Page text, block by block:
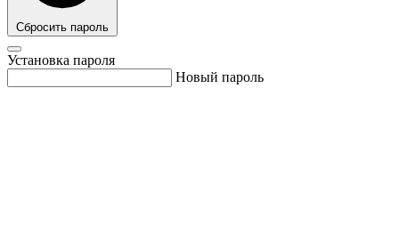
Сбросить пароль
Установка пароля
Новый пароль